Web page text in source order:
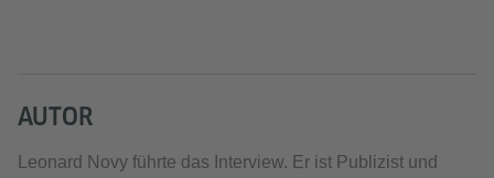
AUTOR
Leonard Novy führte das Interview. Er ist Publizist und